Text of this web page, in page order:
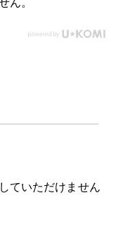
ん。
ていただけません